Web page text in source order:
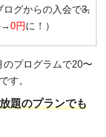
ログからの入会で3,
→0円 に！）
プログラムで20〜
す。
題のプランでも